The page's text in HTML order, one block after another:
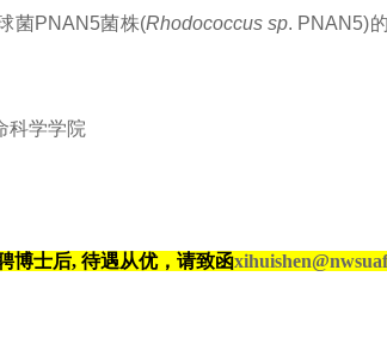
菌PNAN5菌株(Rhodococcus sp. PNAN5)
科学学院
博士后, 待遇从优，请致函